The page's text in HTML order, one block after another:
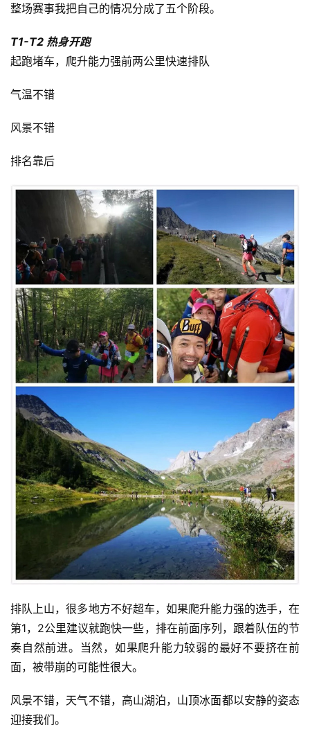
整场赛事我把自己的情况分成了五个阶段。
T1-T2 热身开跑
起跑堵车，爬升能力强前两公里快速排队
气温不错
风景不错
排名靠后
排队上山，很多地方不好超车，如果爬升能力强的选手，在
第1，2公里建议就跑快一些，排在前面序列，跟着队伍的节
奏自然前进。当然，如果爬升能力较弱的最好不要挤在前
面，被带崩的可能性很大。
风景不错，天气不错，高山湖泊，山顶冰面都以安静的姿态
迎接我们。